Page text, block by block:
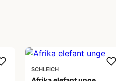
SCHLEICH